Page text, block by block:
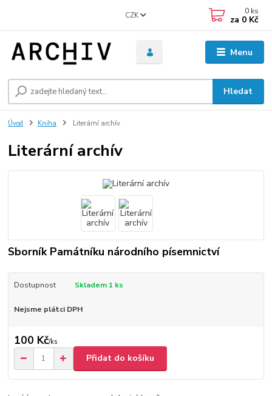
Menu
CZK
Hledat
0 ks
za 0 Kč
Úvod Kniha Literární archív
Literární archív
Sborník Památníku národního písemnictví
Dostupnost Skladem 1 ks
Nejsme plátci DPH
100 Kč/ks
Přidat do košíku